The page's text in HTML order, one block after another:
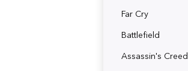
Far Cry
Battlefield
Assassin's Creed